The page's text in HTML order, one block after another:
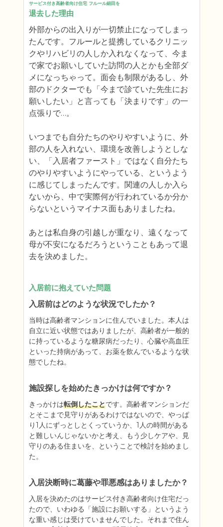
サービス付き高齢者向け住宅 フルール細田を
退去した理由
外部からの出入りが一切禁止になってしまっ
たんです。フルールと提携しているクリニッ
クやリハビリの人しか入れなくなって、今ま
で家でお願いしていた訪問の人とかも全部ダ
メになっちゃって。面会も制限があるし、外
部のドクターでも「今まで診ていた先生にお
願いしたい」と言っても「決まりです」の一
点張りで…。
いつまでも自分たちのやりやすいように、外
部の人を入れない、環境を改善しようとしな
い、「入居者ファースト」ではなく自分たち
のやりやすいようにやっている、というよう
に感じてしまったんです。関連の人しか入ら
ないから、中で実際何が行われているか分か
らないというマイナス面もありましたね。
あとは私自身の引越しが重なり、遠くなって
母が不安になるだろうということもあって退
去を決めました。
入居前に抱えていた問題
入居前はどのような状況でしたか？
当時は高齢者マンションに住んでいました。本人は
自立に近い状態ではありましたが、高齢者が一般的
に持っているような糖尿病だったり、心臓や高血圧
といった持病があって、お薬を飲んでいるような状
態でしたね。
施設探しを始めたきっかけは何ですか？
きっかけは転倒したことです。高齢者マンションだ
とそこまで見守りがあるわけではないので、やっぱ
り1人にずっとしとくっていうか、1人の時間がある
と難しいんじゃないかと考え、もう少しケアや、見
守りのある住まいを、ということで検討を始めまし
た。
入居決断時に葛藤や罪悪感はありましたか？
入居を決めたのはサービス付き高齢者向け住宅だっ
たので、いわゆる「施設にお願いする」というよう
な重い感じは受けていませんでした。それまで住ん